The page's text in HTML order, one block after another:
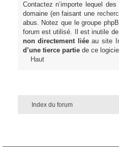
Contactez n’importe lequel
domaine (en faisant une
abus. Notez que le groupe
forum est utilisé. Il est inutile
non directement liéeau site
d’une tierce partiede ce
Haut
Index du forum